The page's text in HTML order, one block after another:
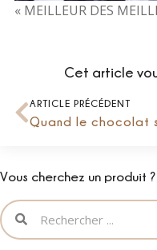
« MEILLEUR DES
Cet article
ARTICLE PRÉCÉDENT
Vous cherchez un produit ?